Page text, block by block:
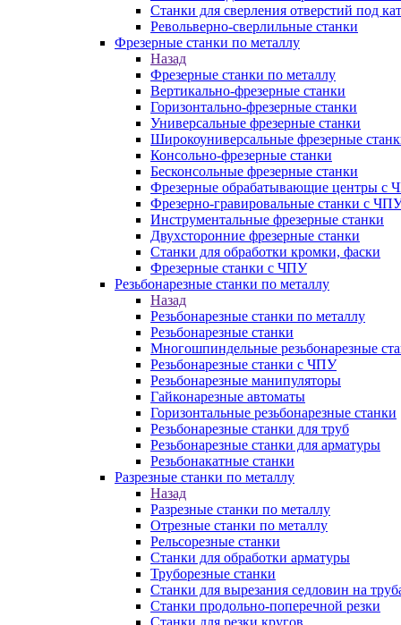
Станки для сверления отверстий под
Револьверно-сверлильные станки
Фрезерные станки по металлу
Назад
Фрезерные станки по металлу
Вертикально-фрезерные станки
Горизонтально-фрезерные станки
Универсальные фрезерные станки
Широкоуниверсальные фрезерные
Консольно-фрезерные станки
Бесконсольные фрезерные станки
Фрезерные обрабатывающие центры с
Фрезерно-гравировальные станки с
Инструментальные фрезерные станки
Двухсторонние фрезерные станки
Станки для обработки кромки, фаски
Фрезерные станки с ЧПУ
Резьбонарезные станки по металлу
Назад
Резьбонарезные станки по металлу
Резьбонарезные станки
Многошпиндельные резьбонарезные
Резьбонарезные станки с ЧПУ
Резьбонарезные манипуляторы
Гайконарезные автоматы
Горизонтальные резьбонарезные станки
Резьбонарезные станки для труб
Резьбонарезные станки для арматуры
Резьбонакатные станки
Разрезные станки по металлу
Назад
Разрезные станки по металлу
Отрезные станки по металлу
Рельсорезные станки
Станки для обработки арматуры
Труборезные станки
Станки для вырезания седловин на
Станки продольно-поперечной резки
Станки для резки кругов